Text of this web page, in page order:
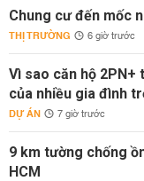
Chung cư đến mốc
THỊ TRƯỜNG 6 giờ trước
Vì sao căn hộ
của nhiều gia đình
DỰ ÁN 7 giờ trước
9 km tường chống
HCM